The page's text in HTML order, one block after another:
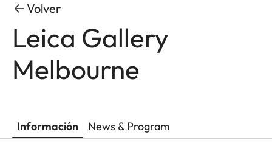
Volver
Leica Gallery
Melbourne
Información News & Program